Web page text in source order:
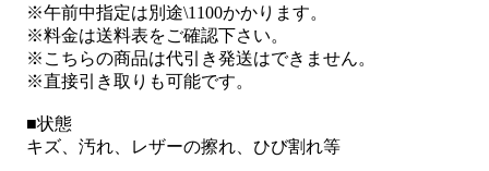
※午前中指定は別途\1100かかります。
※料金は送料表をご確認下さい。
※こちらの商品は代引き発送はできません。
※直接引き取りも可能です。
■状態
キズ、汚れ、レザーの擦れ、ひび割れ等